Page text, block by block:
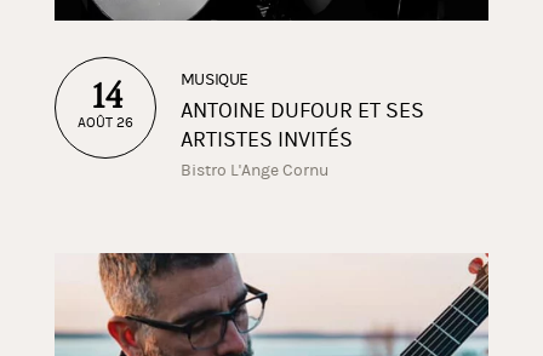
14
AOÛT 26
MUSIQUE
ANTOINE DUFOUR ET SES
ARTISTES INVITÉS
Bistro L'Ange Cornu